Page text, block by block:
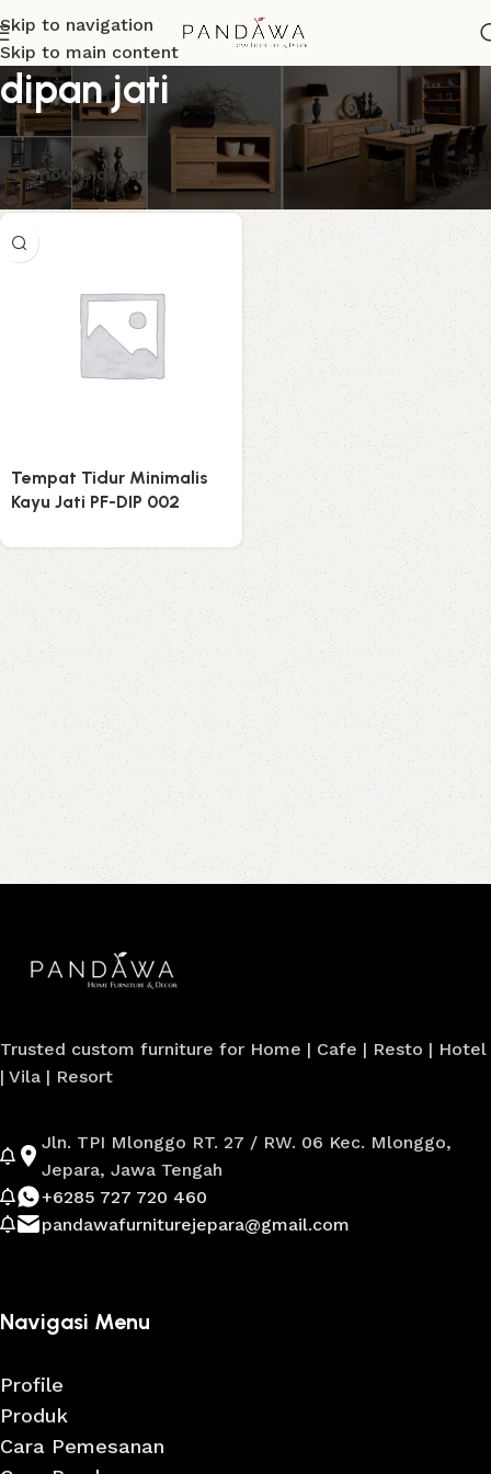
Skip to navigation
Skip to main content
dipan jati
Menampilkan hasil tunggal
Show sidebar
Tempat Tidur Minimalis
Kayu Jati PF-DIP 002
Trusted custom furniture for Home | Cafe | Resto | Hotel
| Vila | Resort
Jln. TPI Mlonggo RT. 27 / RW. 06 Kec. Mlonggo,
Jepara, Jawa Tengah
+6285 727 720 460
pandawafurniturejepara@gmail.com
Navigasi Menu
Profile
Produk
Cara Pemesanan